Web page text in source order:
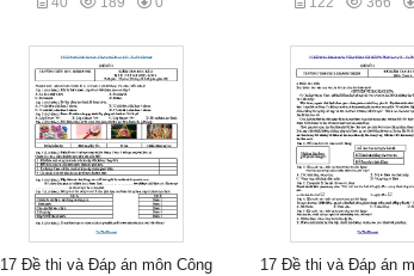
17 Đề thi và Đáp án môn Công
17 Đề thi và Đáp án